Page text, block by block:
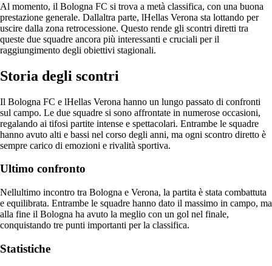
Al momento, il Bologna FC si trova a metà classifica, con una buona
prestazione generale. Dallaltra parte, lHellas Verona sta lottando per
uscire dalla zona retrocessione. Questo rende gli scontri diretti tra
queste due squadre ancora più interessanti e cruciali per il
raggiungimento degli obiettivi stagionali.
Storia degli scontri
Il Bologna FC e lHellas Verona hanno un lungo passato di confronti
sul campo. Le due squadre si sono affrontate in numerose occasioni,
regalando ai tifosi partite intense e spettacolari. Entrambe le squadre
hanno avuto alti e bassi nel corso degli anni, ma ogni scontro diretto è
sempre carico di emozioni e rivalità sportiva.
Ultimo confronto
Nellultimo incontro tra Bologna e Verona, la partita è stata combattuta
e equilibrata. Entrambe le squadre hanno dato il massimo in campo, ma
alla fine il Bologna ha avuto la meglio con un gol nel finale,
conquistando tre punti importanti per la classifica.
Statistiche